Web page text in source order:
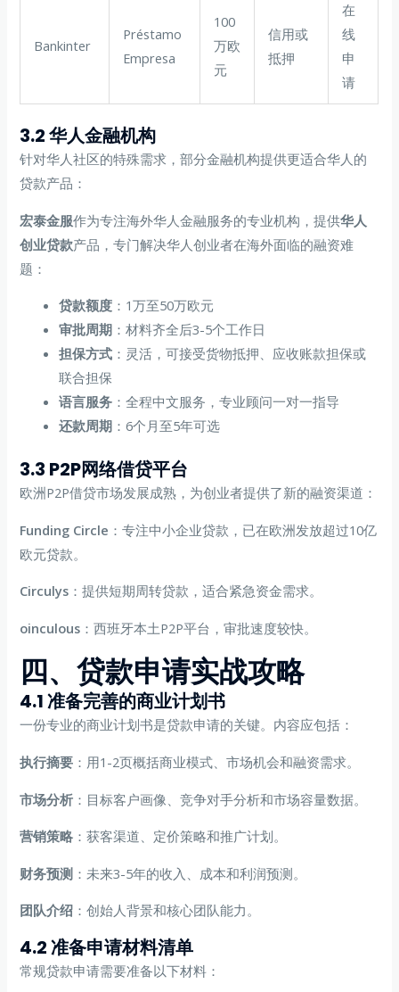
Bankinter
Préstamo
Empresa
100
万欧
元
信用或
抵押
在
线
申
请
3.2 华人金融机构
针对华人社区的特殊需求，部分金融机构提供更适合华人的
贷款产品：
宏泰金服作为专注海外华人金融服务的专业机构，提供华人
创业贷款产品，专门解决华人创业者在海外面临的融资难
题：
贷款额度 ：1万至50万欧元
审批周期 ：材料齐全后3-5个工作日
担保方式 ：灵活，可接受货物抵押、应收账款担保或
联合担保
语言服务 ：全程中文服务，专业顾问一对一指导
还款周期 ：6个月至5年可选
3.3 P2P网络借贷平台
欧洲P2P借贷市场发展成熟，为创业者提供了新的融资渠道：
Funding Circle ：专注中小企业贷款，已在欧洲发放超过10亿
欧元贷款。
Circulys ：提供短期周转贷款，适合紧急资金需求。
oinculous ：西班牙本土P2P平台，审批速度较快。
四、贷款申请实战攻略
4.1 准备完善的商业计划书
一份专业的商业计划书是贷款申请的关键。内容应包括：
执行摘要 ：用1-2页概括商业模式、市场机会和融资需求。
市场分析 ：目标客户画像、竞争对手分析和市场容量数据。
营销策略 ：获客渠道、定价策略和推广计划。
财务预测 ：未来3-5年的收入、成本和利润预测。
团队介绍 ：创始人背景和核心团队能力。
4.2 准备申请材料清单
常规贷款申请需要准备以下材料：